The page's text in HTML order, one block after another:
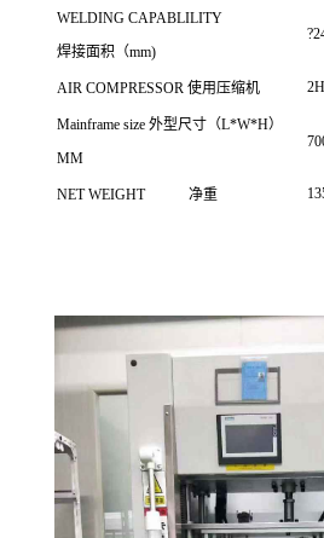
WELDING CAPABLILITY
焊接面积（mm)
AIR COMPRESSOR 使用压缩机
Mainframe size 外型尺寸（L*W*H）
MM
NET WEIGHT 净重